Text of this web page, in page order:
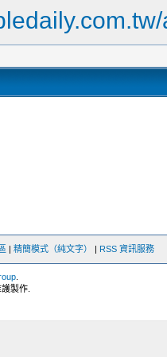
|精簡模式（純文字） | RSS 資訊服務
製作.